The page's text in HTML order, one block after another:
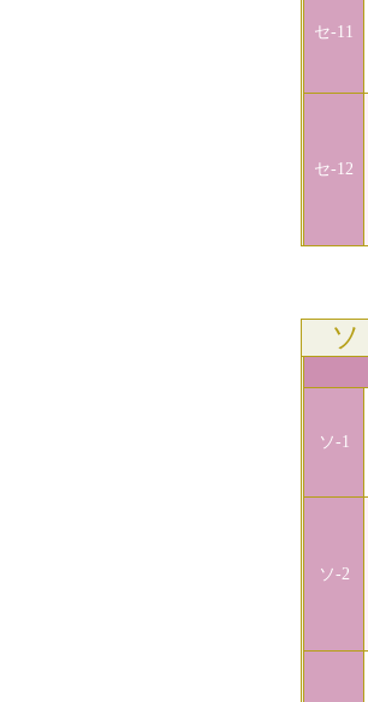
セ-11
セ-12
ソ
ソ-1
ソ-2